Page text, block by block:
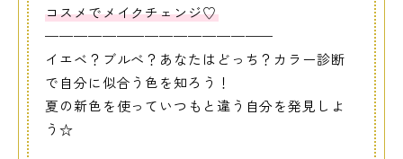
コスメでメイクチェンジ♡
————————————————
イエベ？ブルべ？あなたはどっち？カラー診断
で自分に似合う色を知ろう！
夏の新色を使っていつもと違う自分を発見しよ
う☆